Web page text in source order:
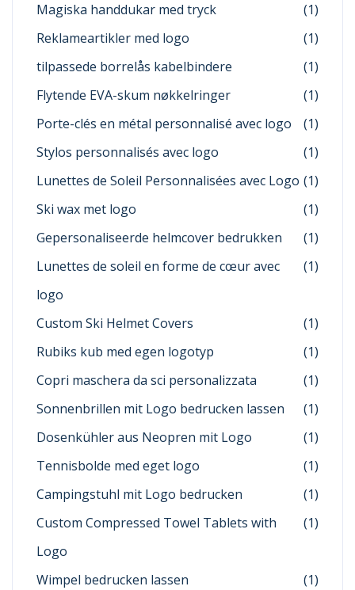
Magiska handdukar med tryck
(1)
Reklameartikler med logo
(1)
tilpassede borrelås kabelbindere
(1)
Flytende EVA-skum nøkkelringer
(1)
Porte-clés en métal personnalisé avec logo
(1)
Stylos personnalisés avec logo
(1)
Lunettes de Soleil Personnalisées avec Logo (1)
Ski wax met logo
(1)
Gepersonaliseerde helmcover bedrukken
(1)
Lunettes de soleil en forme de cœur avec
logo
(1)
Custom Ski Helmet Covers
(1)
Rubiks kub med egen logotyp
(1)
Copri maschera da sci personalizzata
(1)
Sonnenbrillen mit Logo bedrucken lassen
(1)
Dosenkühler aus Neopren mit Logo
(1)
Tennisbolde med eget logo
(1)
Campingstuhl mit Logo bedrucken
(1)
Custom Compressed Towel Tablets with
Logo
(1)
Wimpel bedrucken lassen
(1)